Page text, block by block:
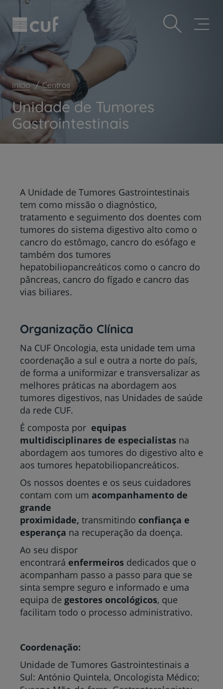
Observação:
este
site
inclui
sistema
de
acessibilidade.
para
conteúdo
principal
Prevenção e bem-estar
Grandes Áreas da Saúde
Serviços CUF
Plano +CUF
My CUF
Clientes e acompanhantes
CUF Academic Center
Para profissionais
Início Centros
Unidade de Tumores
Gastrointestinais
A Unidade de Tumores Gastrointestinais
tem como missão o diagnóstico,
tratamento e seguimento dos doentes com
tumores do sistema digestivo alto como o
cancro do estômago, cancro do esófago e
também dos tumores
hepatobiliopancreáticos como o cancro do
pâncreas, cancro do fígado e cancro das
vias biliares.
Organização Clínica
Na CUF Oncologia, esta unidade tem uma
coordenação a sul e outra a norte do país,
de forma a uniformizar e transversalizar as
melhores práticas na abordagem aos
tumores digestivos, nas Unidades de saúde
da rede CUF.
É composta por equipas
multidisciplinares de especialistas na
abordagem aos tumores do digestivo alto e
aos tumores hepatobiliopancreáticos.
Os nossos doentes e os seus cuidadores
contam com um acompanhamento de
grande
proximidade, transmitindo confiança e
esperança na recuperação da doença.
Ao seu dispor
encontrará enfermeiros dedicados que o
acompanham passo a passo para que se
sinta sempre seguro e informado e uma
equipa de gestores oncológicos, que
facilitam todo o processo administrativo.
Coordenação:
Unidade de Tumores Gastrointestinais a
Sul: António Quintela, Oncologista Médico;